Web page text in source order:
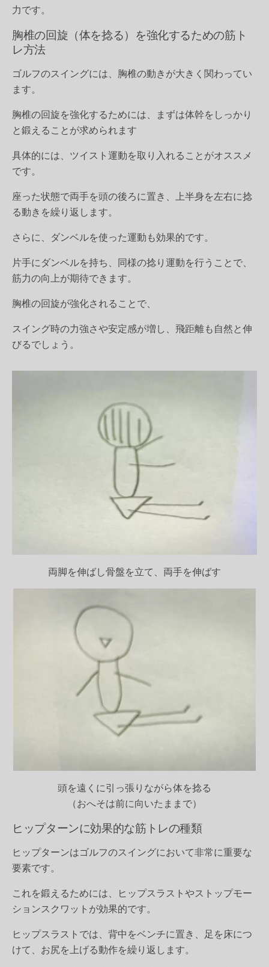
力です。
胸椎の回旋（体を捻る）を強化するための筋ト
レ方法
ゴルフのスイングには、胸椎の動きが大きく関わってい
ます。
胸椎の回旋を強化するためには、まずは体幹をしっかり
と鍛えることが求められます
具体的には、 ツイスト運動を取り入れることがオススメ
です。
座った状態で両手を頭の後ろに置き、上半身を左右に捻
る動きを繰り返します。
さらに、ダンベルを使った運動も効果的です。
片手にダンベルを持ち、同様の捻り運動を行うことで、
筋力の向上が期待できます。
胸椎の回旋が強化されることで、
スイング時の力強さや安定感が増し、飛距離も自然と伸
びるでしょう。
両脚を伸ばし骨盤を立て、両手を伸ばす
頭を遠くに引っ張りながら体を捻る
（おへそは前に向いたままで）
ヒップターンに効果的な筋トレの種類
ヒップターンはゴルフのスイングにおいて非常に重要な
要素です。
これを鍛えるためには、ヒップスラストやストップモー
ションスクワットが効果的です。
ヒップスラストでは、背中をベンチに置き、足を床につ
けて、お尻を上げる動作を繰り返します。